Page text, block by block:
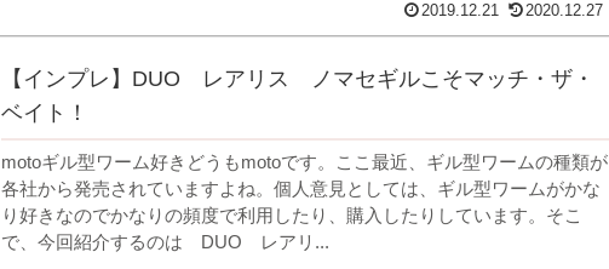
2019.12.21 2020.12.27
【インプレ】DUO レアリス ノマセギルこそマッチ・ザ・
ベイト！
motoギル型ワーム好きどうもmotoです。ここ最近、ギル型ワームの種類が
各社から発売されていますよね。個人意見としては、ギル型ワームがかな
り好きなのでかなりの頻度で利用したり、購入したりしています。そこ
で、今回紹介するのは DUO レアリ...